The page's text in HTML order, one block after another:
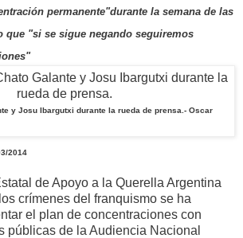
permanente"durante la semana de las
que "si se sigue negando seguiremos
y Josu Ibargutxi durante la rueda de prensa. - Oscar
2014
de Apoyo a la Querella Argentina
crímenes del franquismo se ha
el plan de concentraciones con
públicas de la Audiencia Nacional